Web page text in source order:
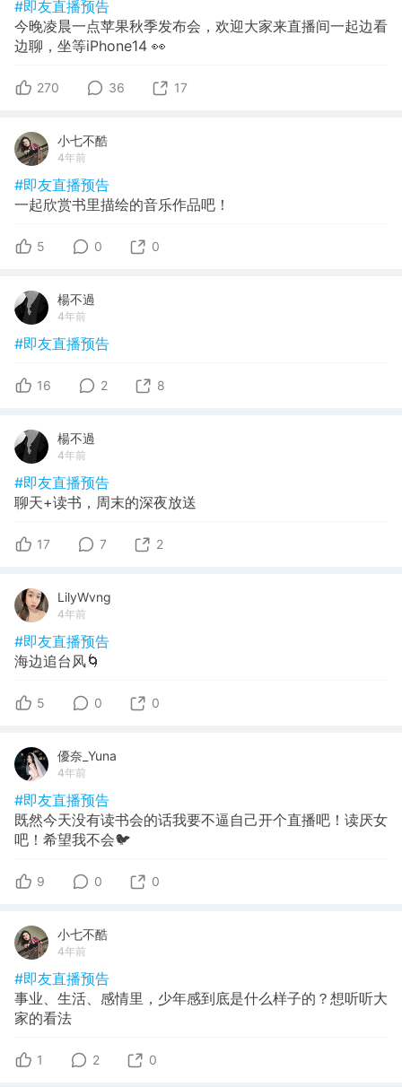
#即友直播预告
今晚凌晨一点苹果秋季发布会，欢迎大家来直播间一起边看
边聊，坐等iPhone14 👀
270 36 17
小七不酷
4年前
#即友直播预告
一起欣赏书里描绘的音乐作品吧！
5 0 0
楊不過
4年前
#即友直播预告
16 2 8
楊不過
4年前
#即友直播预告
聊天+读书，周末的深夜放送
17 7 2
LilyWvng
4年前
#即友直播预告
海边追台风🌀
5 0 0
優奈_Yuna
4年前
#即友直播预告
既然今天没有读书会的话我要不逼自己开个直播吧！读厌女
吧！希望我不会🐦
9 0 0
小七不酷
4年前
#即友直播预告
事业、生活、感情里，少年感到底是什么样子的？想听听大
家的看法
1 2 0